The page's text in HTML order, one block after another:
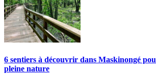
6 sentiers à découvrir dans Maskinongé
pleine nature